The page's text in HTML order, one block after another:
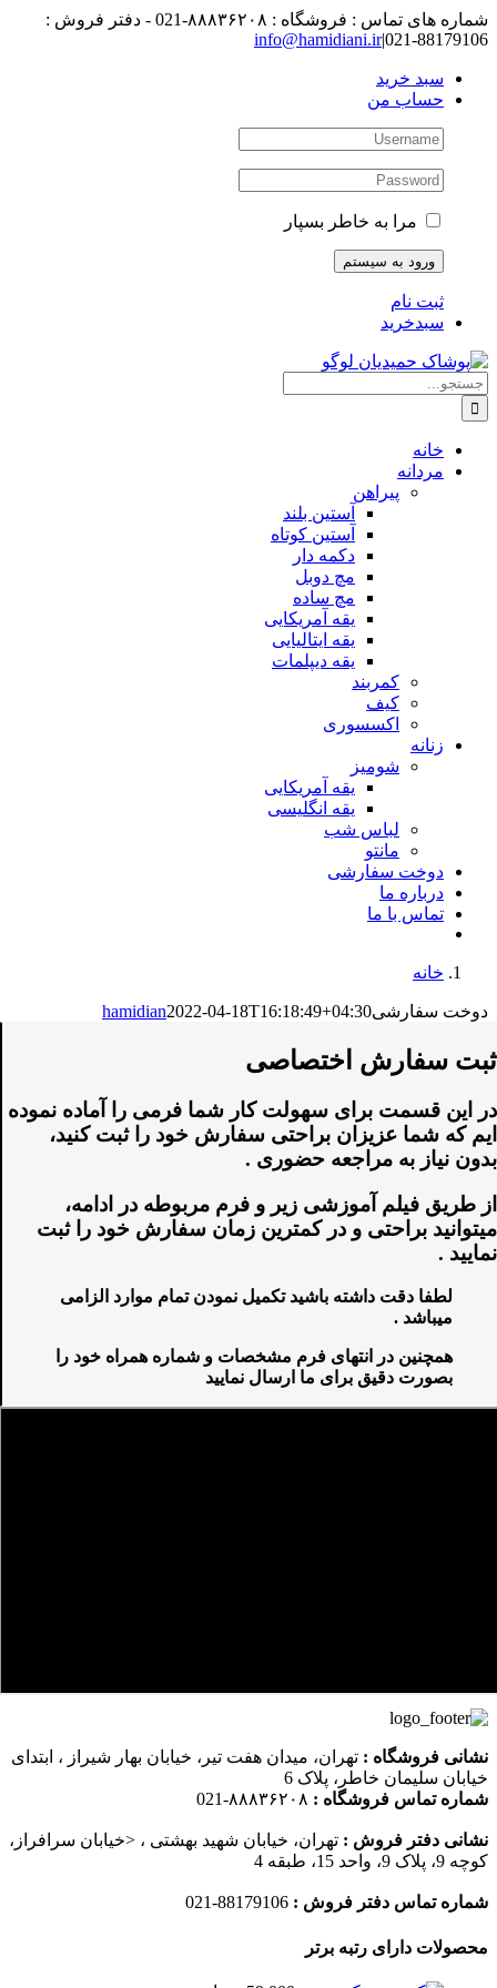
رفتن
به
شماره های تماس : فروشگاه : ۸۸۸۳۶۲۰۸-021 - دفتر فروش :
88179106-021
|
info@hamidiani.ir
سبد خرید
حساب من
مرا به خاطر بسپار
ثبت نام
سبدخرید
جستجو
برای:
خانه
مردانه
پیراهن
آستین بلند
آستین کوتاه
دکمه دار
مچ دوبل
مچ ساده
یقه آمریکایی
یقه ایتالیایی
یقه دیپلمات
کمربند
کیف
اکسسوری
زنانه
شومیز
یقه آمریکایی
یقه انگلیسی
لباس شب
مانتو
دوخت سفارشی
درباره ما
تماس با ما
خانه
دوخت سفارشی hamidian2022-04-18T16:18:49+04:30
ثبت سفارش اختصاصی
در این قسمت برای سهولت کار شما فرمی را آماده نموده
ایم که شما عزیزان براحتی سفارش خود را ثبت کنید،
بدون نیاز به مراجعه حضوری .
از طریق فیلم آموزشی زیر و فرم مربوطه در ادامه،
میتوانید براحتی و در کمترین زمان سفارش خود را ثبت
نمایید .
لطفا دقت داشته باشید تکمیل نمودن تمام موارد الزامی
میباشد .
همچنین در انتهای فرم مشخصات و شماره همراه خود را
بصورت دقیق برای ما ارسال نمایید
نشانی فروشگاه : تهران، میدان هفت تیر، خیابان بهار شیراز ، ابتدای
خیابان سلیمان خاطر، پلاک 6
شماره تماس فروشگاه :
نشانی دفتر فروش : تهران، خیابان شهید بهشتی ، <خیابان سرافراز،
کوچه 9، پلاک 9، واحد 15، طبقه 4
شماره تماس دفتر فروش :
محصولات دارای رتبه برتر